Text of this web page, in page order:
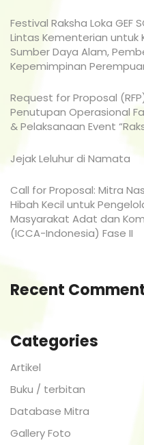
Festival Raksha Loka GEF
Lintas Kementerian untuk
Sumber Daya Alam,
Kepemimpinan
Request for Proposal
Penutupan Operasional
& Pelaksanaan Event
Jejak Leluhur di Namata
Call for Proposal: Mitra
Hibah Kecil untuk
Masyarakat Adat dan
(ICCA-Indonesia) Fase II
Recent
Categories
Artikel
Buku / terbitan
Database Mitra
Gallery Foto